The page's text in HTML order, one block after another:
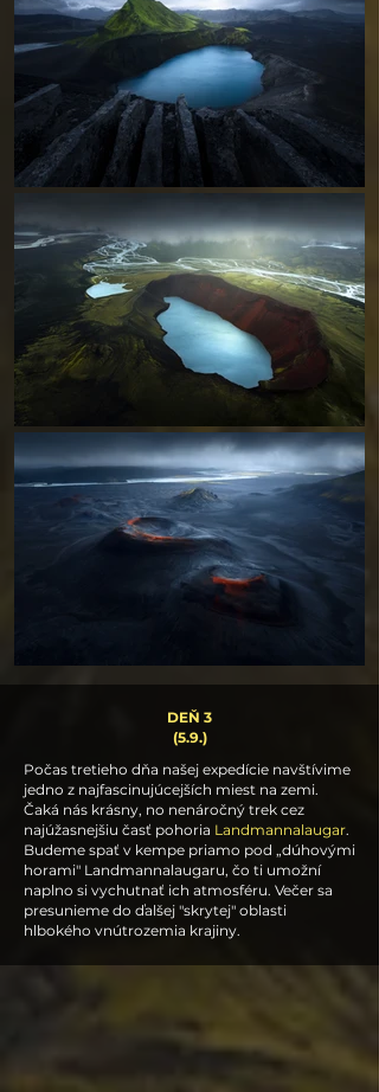
DEŇ 3
(5.9.)
Počas tretieho dňa našej expedície navštívime
jedno z najfascinujúcejších miest na zemi.
Čaká nás krásny, no nenáročný trek cez
najúžasnejšiu časť pohoria Landmannalaugar.
Budeme spať v kempe priamo pod „dúhovými
horami" Landmannalaugaru, čo ti umožní
naplno si vychutnať ich atmosféru. Večer sa
presunieme do ďalšej "skrytej" oblasti
hlbokého vnútrozemia krajiny.